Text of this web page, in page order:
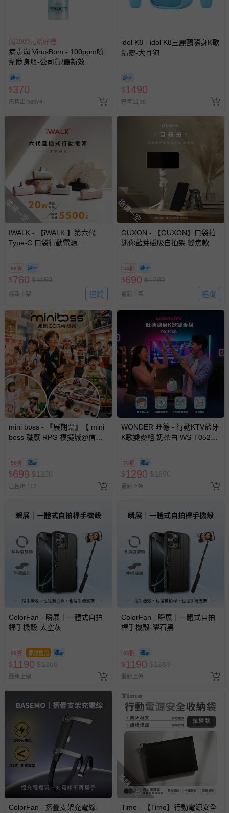
滿1500元贈好禮
病毒崩 VirusBom - 100ppm噴
劑隨身瓶-公司貨/最新效
$370
已售出 98974
idol K8 - idol K8三麗鷗隨身K歌
精靈-大耳狗
$1490
已售出 30
搶購一空
IWALK - 【iWALK 】第六代
Type-C 口袋行動電源
66折
$760 $1150
最新上架 追蹤
搶購一空
GUXON - 【GUXON】口袋拍
迷你藍芽磁吸自拍架 變焦款
54折
$690 $1280
最新上架 追蹤
mini boss - 『展期票』【 mini
boss 職感 RPG 模擬城@信義
換，依現場梯次安排入場，逾
期作廢) (兒童票(2歲以上)贈一
名陪伴成人)
58折
$699 $1200
已售出 112
WONDER 旺德 - 行動KTV藍牙
K歌雙麥組 奶茶白 WS-T052U-
76折
$1290 $1690
最新上架
ColorFan - 瞬展｜一體式自拍
桿手機殼-太空灰
86折 即將售完
$1190 $1380
最新上架
ColorFan - 瞬展｜一體式自拍
桿手機殼-曜石黑
86折
$1190 $1380
最新上架
ColorFan - 摺疊支架充電線-
搶購一空
Timo - 【Timo】行動電源安全